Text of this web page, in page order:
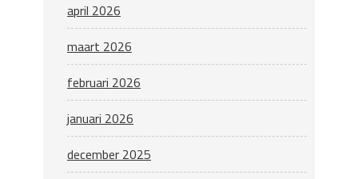
april 2026
maart 2026
februari 2026
januari 2026
december 2025